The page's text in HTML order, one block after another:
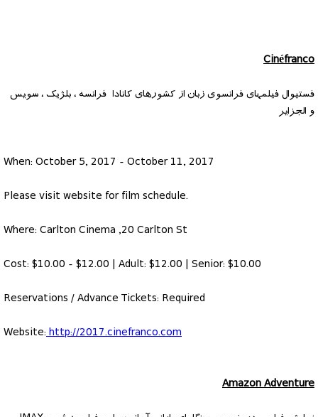
Cinéfranco
فستیوال فیلمهای فرانسوی زبان از کشورهای کانادا فرانسه ، بلژیک ، سویس
و الجزایر
When: October 5, 2017 - October 11, 2017
Please visit website for film schedule.
Where: Carlton Cinema ,20 Carlton St
Cost: $10.00 - $12.00 | Adult: $12.00 | Senior: $10.00
Reservations / Advance Tickets: Required
Website:http://2017.cinefranco.com
Amazon Adventure